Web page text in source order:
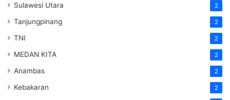
Sulawesi Utara 2
Tanjungpinang 2
TNI 2
MEDAN KITA 2
Anambas 2
Kebakaran 2